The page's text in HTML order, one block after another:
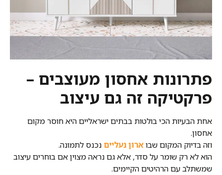
פתרונות אחסון מעוצבים –
פרקטיקה זה גם עיצוב
אחת הבעיות הכי בולטות בבתים ישראליים היא חוסר מקום
אחסון.
וזה בדיוק המקום שבוארון נעליים נכנס לתמונה.
הוא לא רק שומר על סדר, אלא גם נראה מצוין אם בוחרים עיצוב
שמשתלב עם הרהיטים הקיימים.